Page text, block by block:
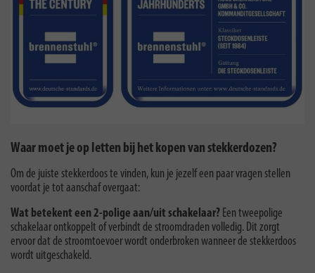
Waar moet je op letten bij het kopen van stekkerdozen?
Om de juiste stekkerdoos te vinden, kun je jezelf een paar vragen stellen
voordat je tot aanschaf overgaat:
Wat betekent een 2-polige aan/uit schakelaar? Een tweepolige
schakelaar ontkoppelt of verbindt de stroomdraden volledig. Dit zorgt
ervoor dat de stroomtoevoer wordt onderbroken wanneer de stekkerdoos
wordt uitgeschakeld.